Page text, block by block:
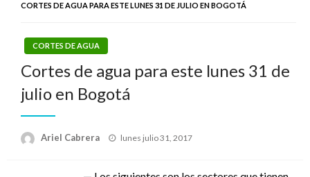
CORTES DE AGUA PARA ESTE LUNES 31 DE JULIO EN BOGOTÁ
CORTES DE AGUA
Cortes de agua para este lunes 31 de
julio en Bogotá
Ariel Cabrera
Publicado
lunes julio 31, 2017